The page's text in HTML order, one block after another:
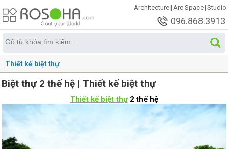
Architecture| Arc Space| Studio
096.868.3913
Thiết kế biệt thự
Biệt thự 2 thế hệ | Thiết kế biệt thự
Thiết kế biệt thự2 thế hệ